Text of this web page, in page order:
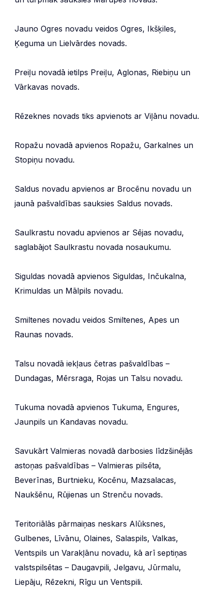
Jauno Ogres novadu veidos Ogres, Ikšķiles,
Ķeguma un Lielvārdes novads.
Preiļu novadā ietilps Preiļu, Aglonas, Riebiņu un
Vārkavas novads.
Rēzeknes novads tiks apvienots ar Viļānu novadu.
Ropažu novadā apvienos Ropažu, Garkalnes un
Stopiņu novadu.
Saldus novadu apvienos ar Brocēnu novadu un
jaunā pašvaldības sauksies Saldus novads.
Saulkrastu novadu apvienos ar Sējas novadu,
saglabājot Saulkrastu novada nosaukumu.
Siguldas novadā apvienos Siguldas, Inčukalna,
Krimuldas un Mālpils novadu.
Smiltenes novadu veidos Smiltenes, Apes un
Raunas novads.
Talsu novadā iekļaus četras pašvaldības –
Dundagas, Mērsraga, Rojas un Talsu novadu.
Tukuma novadā apvienos Tukuma, Engures,
Jaunpils un Kandavas novadu.
Savukārt Valmieras novadā darbosies līdzšinējās
astoņas pašvaldības – Valmieras pilsēta,
Beverīnas, Burtnieku, Kocēnu, Mazsalacas,
Naukšēnu, Rūjienas un Strenču novads.
Teritoriālās pārmaiņas neskars Alūksnes,
Gulbenes, Līvānu, Olaines, Salaspils, Valkas,
Ventspils un Varakļānu novadu, kā arī septiņas
valstspilsētas – Daugavpili, Jelgavu, Jūrmalu,
Liepāju, Rēzekni, Rīgu un Ventspili.